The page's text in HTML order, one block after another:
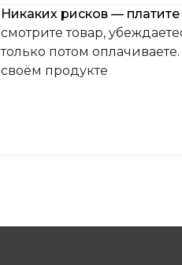
Никаких рисков —
смотрите товар,
только потом
своём продукте